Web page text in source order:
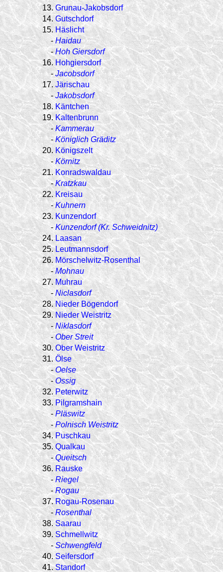
13. Grunau-Jakobsdorf
14. Gutschdorf
15. Häslicht
- Haidau
- Hoh Giersdorf
16. Hohgiersdorf
- Jacobsdorf
17. Järischau
- Jakobsdorf
18. Käntchen
19. Kaltenbrunn
- Kammerau
- Königlich Gräditz
20. Königszelt
- Körnitz
21. Konradswaldau
- Kratzkau
22. Kreisau
- Kuhnern
23. Kunzendorf
- Kunzendorf (Kr. Schweidnitz)
24. Laasan
25. Leutmannsdorf
26. Mörschelwitz-Rosenthal
- Mohnau
27. Muhrau
- Niclasdorf
28. Nieder Bögendorf
29. Nieder Weistritz
- Niklasdorf
- Ober Streit
30. Ober Weistritz
31. Ölse
- Oelse
- Ossig
32. Peterwitz
33. Pilgramshain
- Pläswitz
- Polnisch Weistritz
34. Puschkau
35. Qualkau
- Queitsch
36. Rauske
- Riegel
- Rogau
37. Rogau-Rosenau
- Rosenthal
38. Saarau
39. Schmellwitz
- Schwengfeld
40. Seifersdorf
41. Standorf